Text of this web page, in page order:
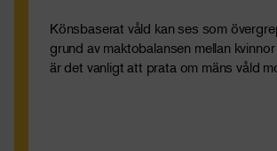
Könsbaserat våld kan ses som
grund av maktobalansen mellan
är det vanligt att prata om mäns våld
Lär dig mer: